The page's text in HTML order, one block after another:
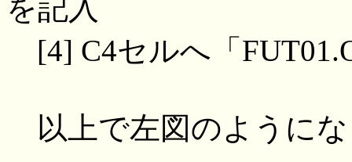
を記入
[4] C4セルへ「
以上で左図のように